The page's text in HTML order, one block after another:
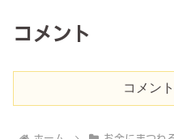
コメント
コメン